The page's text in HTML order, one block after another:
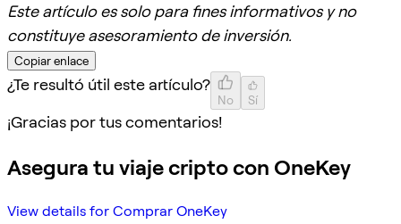
Este artículo es solo para fines informativos y no
constituye asesoramiento de inversión.
Copiar enlace
¿Te resultó útil este artículo?
No Sí
¡Gracias por tus comentarios!
Asegura tu viaje cripto con OneKey
View details for Comprar OneKey